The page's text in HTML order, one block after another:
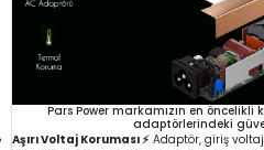
Pars Power markamızın en
adaptörlerindeki
Aşırı Voltaj Koruması ⚡ Adaptör, giriş